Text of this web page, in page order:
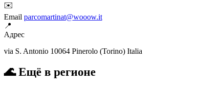
✉️
Email parcomartinat@wooow.it
📍
Адрес
via S. Antonio 10064 Pinerolo (Torino) Italia
🌊 Ещё в регионе